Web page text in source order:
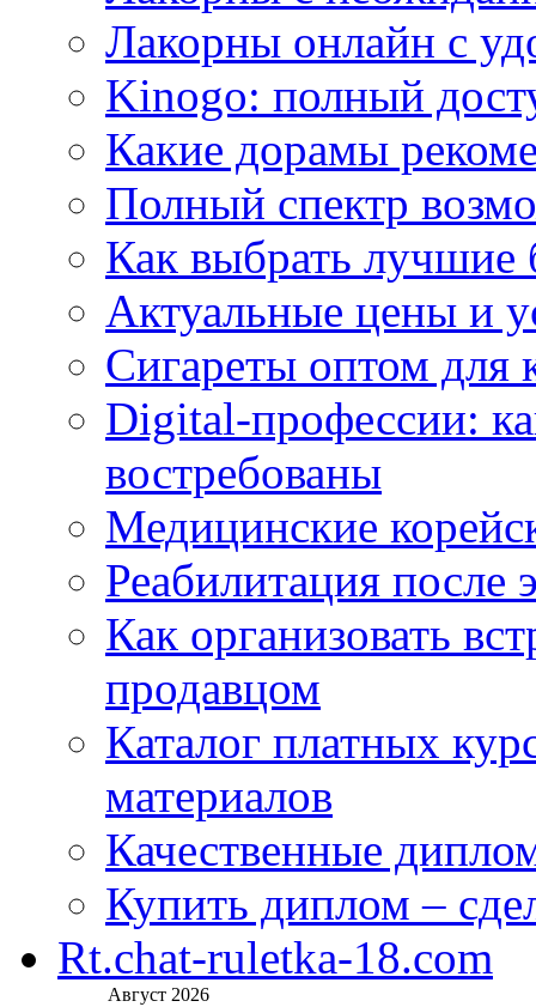
Лакорны онлайн с
Kinogo: полный
Какие дорамы
Полный спектр
Как выбрать
Актуальные цены и
Сигареты оптом для
Digital-профессии:
востребованы
Медицинские
Реабилитация после
Как организовать
продавцом
Каталог платных
материалов
Качественные
Купить диплом –
Rt.chat-ruletka-18.com
Август 2026